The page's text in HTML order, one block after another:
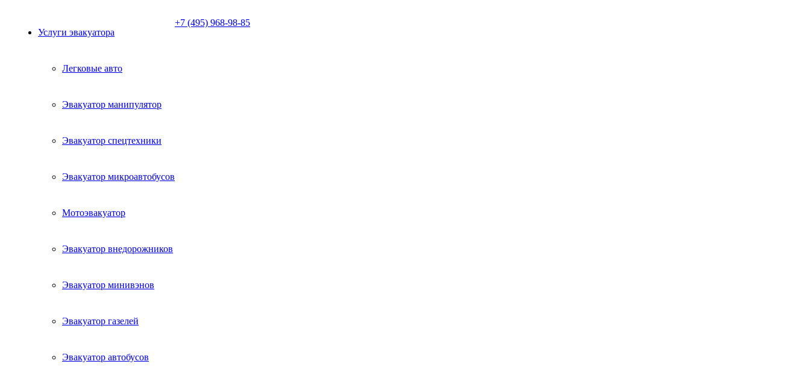
Услуги эвакуатора
Легковые авто
Эвакуатор манипулятор
Эвакуатор спецтехники
Эвакуатор микроавтобусов
Мотоэвакуатор
Эвакуатор внедорожников
Эвакуатор минивэнов
Эвакуатор газелей
Эвакуатор автобусов
+7 (495) 968-98-85